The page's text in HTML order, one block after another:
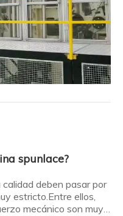
spunlace?
deben pasar por
estricto.Entre ellos,
mecánico son muy